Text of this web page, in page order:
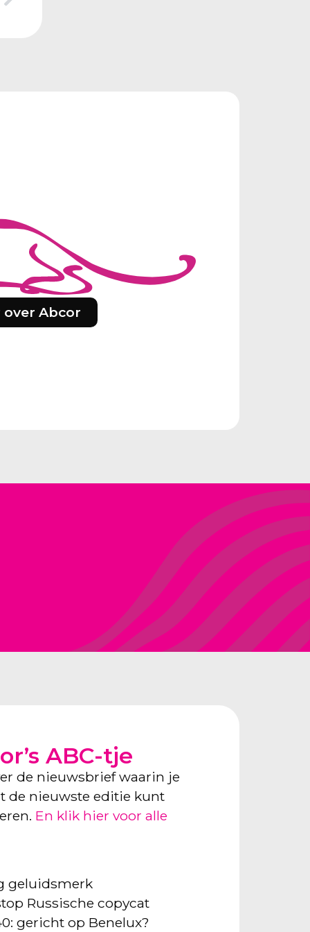
over Abcor
ABC-tje
de nieuwsbrief waarin je
de nieuwste editie kunt
En klik hier voor alle
geluidsmerk
Russische copycat
gericht op Benelux?